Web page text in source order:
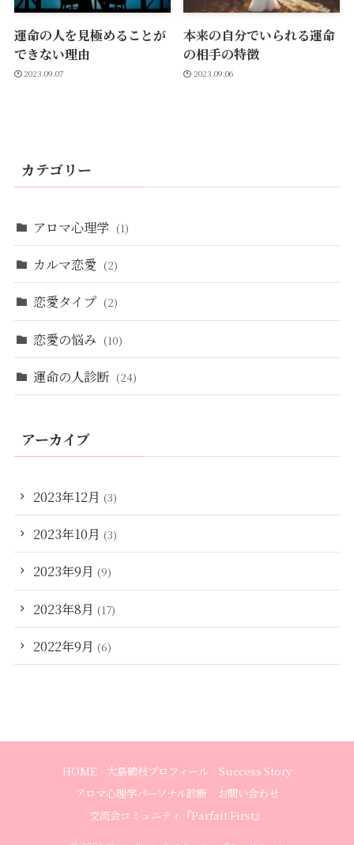
運命の人を見極めることが
できない理由
2023.09.07
本来の自分でいられる運命
の相手の特徴
2023.09.06
カテゴリー
アロマ心理学 (1)
カルマ恋愛 (2)
恋愛タイプ (2)
恋愛の悩み (10)
運命の人診断 (24)
アーカイブ
2023年12月 (3)
2023年10月 (3)
2023年9月 (9)
2023年8月 (17)
2022年9月 (6)
HOME 大島鶴枝プロフィール
Success Story
アロマ心理学パーソナル診断
お問い合わせ
交流会コミュニティ『Parfait First』